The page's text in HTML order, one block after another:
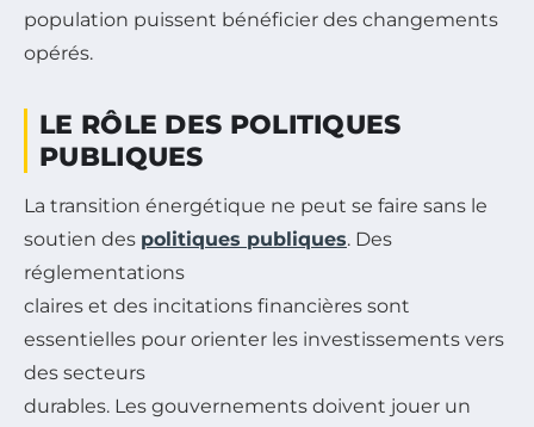
population puissent bénéficier des changements
opérés.
LE RÔLE DES POLITIQUES
PUBLIQUES
La transition énergétique ne peut se faire sans le
soutien des politiques publiques. Des
réglementations
claires et des incitations financières sont
essentielles pour orienter les investissements vers
des secteurs
durables. Les gouvernements doivent jouer un